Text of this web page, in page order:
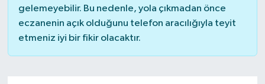
gelemeyebilir. Bu nedenle, yola çıkmadan önce
eczanenin açık olduğunu telefon aracılığıyla teyit
etmeniz iyi bir fikir olacaktır.